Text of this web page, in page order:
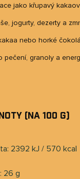
jako křupavý
jogurty, dezerty a
nebo horké
pečení, granoly a
(na 100 g)
2392 kJ / 570 kcal
26 g